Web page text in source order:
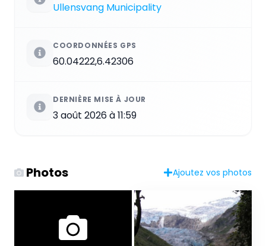
Ullensvang Municipality
COORDONNÉES GPS
60.04222,6.42306
DERNIÈRE MISE À JOUR
3 août 2026 à 11:59
Photos Ajoutez vos photos